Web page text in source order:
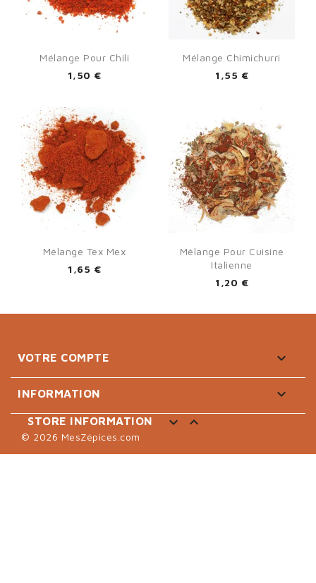
Mélange Pour Chili
1,50 €
Mélange Chimichurri
1,55 €
Mélange Tex Mex
1,65 €
Mélange Pour Cuisine
Italienne
1,20 €
VOTRE COMPTE 
INFORMATION 
STORE INFORMATION  
© 2026 MesZépices.com